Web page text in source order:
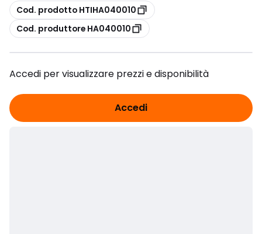
copia
Cod. prodotto HTIHA040010
copia
Cod. produttore HA040010
Accedi per visualizzare prezzi e disponibilità
Accedi